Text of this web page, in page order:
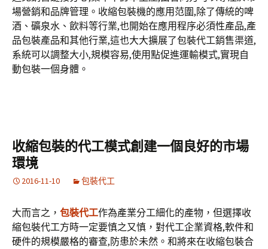
場營銷和品牌管理。收縮包裝機的應用范圍,除了傳統的啤
酒、礦泉水、飲料等行業,也開始在應用程序必須性產品,產
品包裝產品和其他行業,這也大大擴展了包裝代工銷售渠道,
系統可以調整大小,規模容易,使用點促進運輸模式,實現自
動包裝一個身體。
收縮包裝的代工模式創建一個良好的市場
環境
2016-11-10 包裝代工
大而言之， 包裝代工作為產業分工細化的產物，但選擇收
縮包裝代工方時一定要慎之又慎，對代工企業資格,軟件和
硬件的規模嚴格的審查,防患於未然。和將來在收縮包裝合